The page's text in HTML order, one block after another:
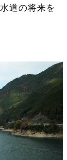
道の将来を